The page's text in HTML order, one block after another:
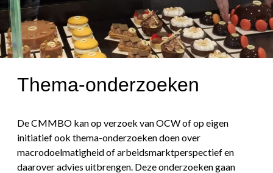
Thema-onderzoeken
De CMMBO kan op verzoek van OCW of op eigen
initiatief ook thema-onderzoeken doen over
macrodoelmatigheid of arbeidsmarktperspectief en
daarover advies uitbrengen. Deze onderzoeken gaan